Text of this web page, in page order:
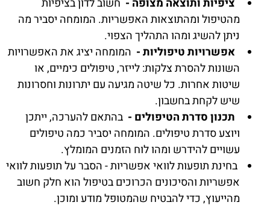
ציפיות ותוצאה מצופה - חשוב לדון בציפיות
מהטיפול ומהתוצאות האפשריות. המומחה יסביר מה
ניתן להשיג ומהו התהליך הצפוי.
אפשרויות טיפוליות - המומחה יציג את האפשרויות
השונות להסרת צלקות: לייזר, טיפולים כימיים, או
שיטות אחרות. כל שיטה מגיעה עם יתרונות וחסרונות
שיש לקחת בחשבון.
תכנון סדרת הטיפולים - בהתאם להערכה, ייתכן
ויוצע סדרת טיפולים. המומחה יסביר כמה טיפולים
עשויים להידרש ומהו לוח הזמנים המומלץ.
בחינת תופעות לוואי אפשריות - הסבר על תופעות לוואי
אפשריות והסיכונים הכרוכים בטיפול הוא חלק חשוב
מהייעוץ, כדי להבטיח שהמטופל מודע ומוכן.